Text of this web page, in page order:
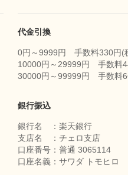
代金引換
0円～9999円 手数料330円(
10000円～29999円 手数料
30000円～99999円 手数料
銀行振込
銀行名 ：楽天銀行
支店名 ：チェロ支店
口座番号：普通 3065114
口座名義：サワダ トモヒロ